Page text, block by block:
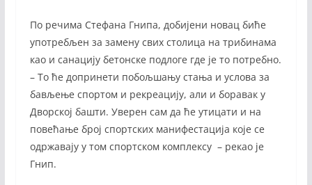
По речима Стефана Гнипа, добијени новац биће
употребљен за замену свих столица на трибинама
као и санацију бетонске подлоге где је то потребно.
– То ће допринети побољшању стања и услова за
бављење спортом и рекреацију, али и боравак у
Дворској башти. Уверен сам да ће утицати и на
повећање број спортских манифестација које се
одржавају у том спортском комплексу – рекао је
Гнип.